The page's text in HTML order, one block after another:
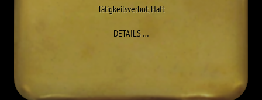
Tätigkeitsverbot,Haft
DETAILS…ZU ERICH KESSLER